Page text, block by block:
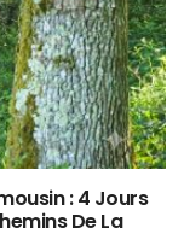
: 4 Jours
De La